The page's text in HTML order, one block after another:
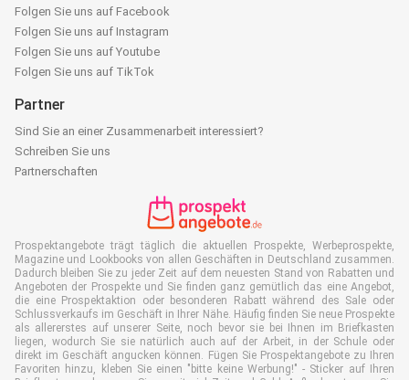
Folgen Sie uns auf Facebook
Folgen Sie uns auf Instagram
Folgen Sie uns auf Youtube
Folgen Sie uns auf TikTok
Partner
Sind Sie an einer Zusammenarbeit interessiert?
Schreiben Sie uns
Partnerschaften
Prospektangebote trägt täglich die aktuellen Prospekte, Werbeprospekte,
Magazine und Lookbooks von allen Geschäften in Deutschland zusammen.
Dadurch bleiben Sie zu jeder Zeit auf dem neuesten Stand von Rabatten und
Angeboten der Prospekte und Sie finden ganz gemütlich das eine Angebot,
die eine Prospektaktion oder besonderen Rabatt während des Sale oder
Schlussverkaufs im Geschäft in Ihrer Nähe. Häufig finden Sie neue Prospekte
als allererstes auf unserer Seite, noch bevor sie bei Ihnen im Briefkasten
liegen, wodurch Sie sie natürlich auch auf der Arbeit, in der Schule oder
direkt im Geschäft angucken können. Fügen Sie Prospektangebote zu Ihren
Favoriten hinzu, kleben Sie einen "bitte keine Werbung!" - Sticker auf Ihren